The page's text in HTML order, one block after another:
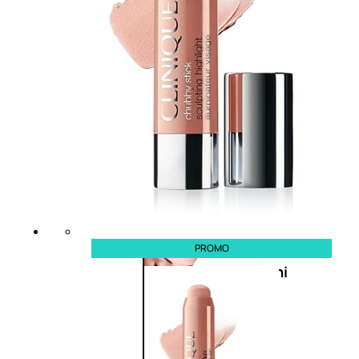
Bb E Cc Cream
Matita Occhi
Matita Sopracciglia
Mascara
Eyeliner
Rossetto
Matita Labbra
Gloss
Smalto
Smalto Effetti Speciali
Solventi Unghie
Occhi
Palette
occhi
PROMO